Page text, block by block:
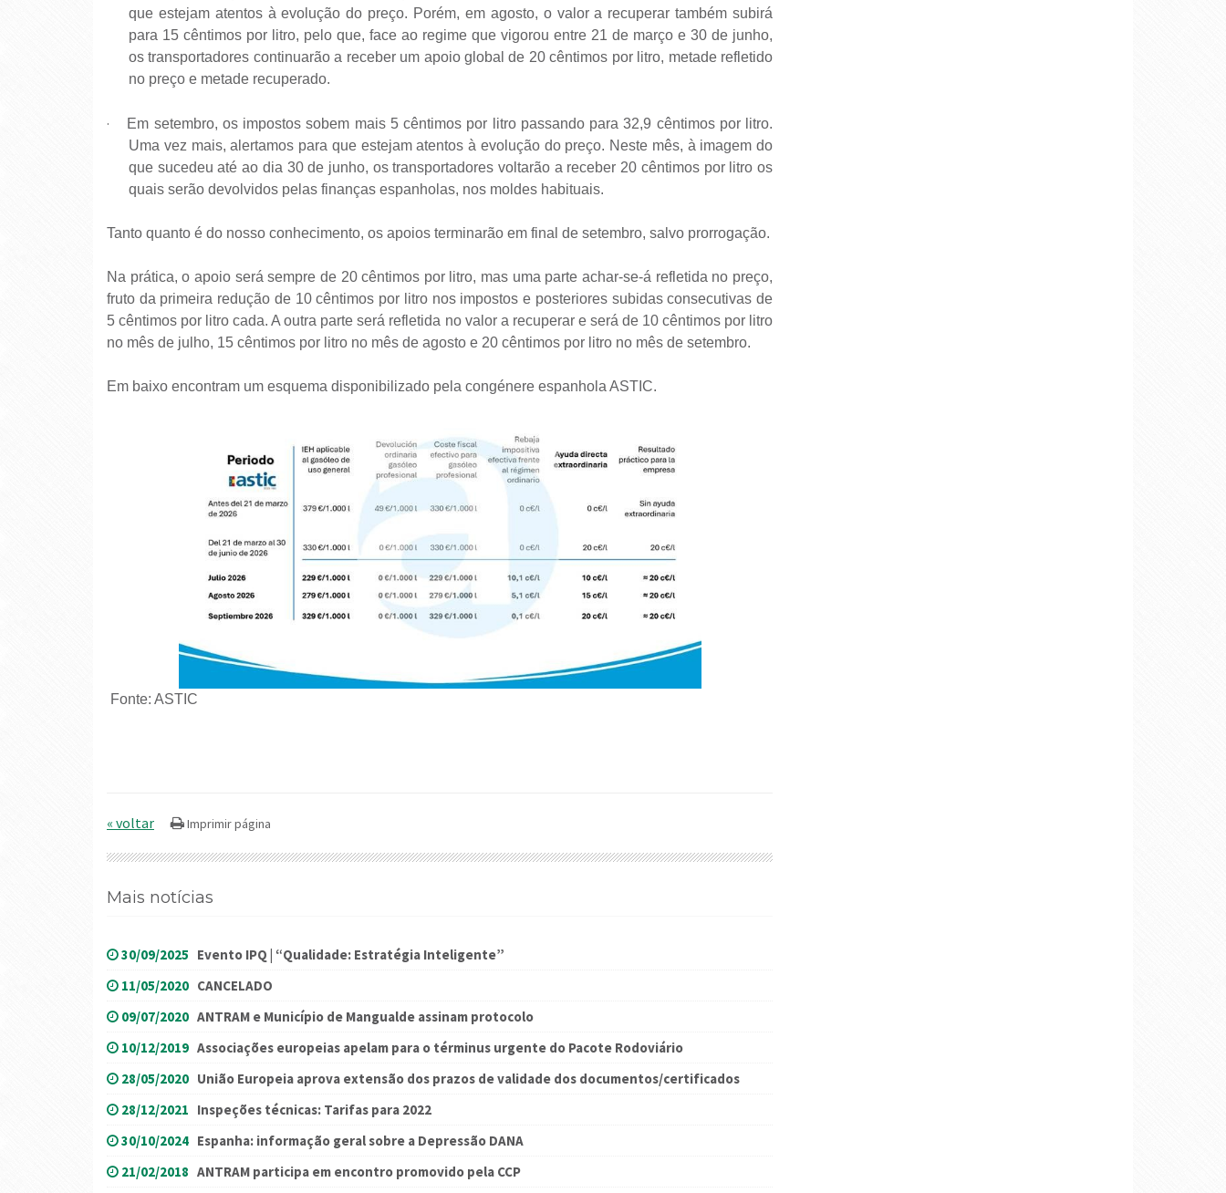
que estejam atentos à evolução do preço. Porém, em agosto, o valor a recuperar também subirá
para 15 cêntimos por litro, pelo que, face ao regime que vigorou entre 21 de março e 30 de junho,
os transportadores continuarão a receber um apoio global de 20 cêntimos por litro, metade refletido
no preço e metade recuperado.
·
Em setembro, os impostos sobem mais 5 cêntimos por litro passando para 32,9 cêntimos por litro.
Uma vez mais, alertamos para que estejam atentos à evolução do preço. Neste mês, à imagem do
que sucedeu até ao dia 30 de junho, os transportadores voltarão a receber 20 cêntimos por litro os
quais serão devolvidos pelas finanças espanholas, nos moldes habituais.
Tanto quanto é do nosso conhecimento, os apoios terminarão em final de setembro, salvo prorrogação.
Na prática, o apoio será sempre de 20 cêntimos por litro, mas uma parte achar-se-á refletida no preço,
fruto da primeira redução de 10 cêntimos por litro nos impostos e posteriores subidas consecutivas de
5 cêntimos por litro cada. A outra parte será refletida no valor a recuperar e será de 10 cêntimos por litro
no mês de julho, 15 cêntimos por litro no mês de agosto e 20 cêntimos por litro no mês de setembro.
Em baixo encontram um esquema disponibilizado pela congénere espanhola ASTIC.
Fonte: ASTIC
« voltar
Mais notícias
30/09/2025 Evento IPQ | “Qualidade: Estratégia Inteligente”
11/05/2020 CANCELADO
09/07/2020 ANTRAM e Município de Mangualde assinam protocolo
10/12/2019 Associações europeias apelam para o términus urgente do Pacote Rodoviário
28/05/2020 União Europeia aprova extensão dos prazos de validade dos documentos/certificados
28/12/2021 Inspeções técnicas: Tarifas para 2022
30/10/2024 Espanha: informação geral sobre a Depressão DANA
21/02/2018 ANTRAM participa em encontro promovido pela CCP